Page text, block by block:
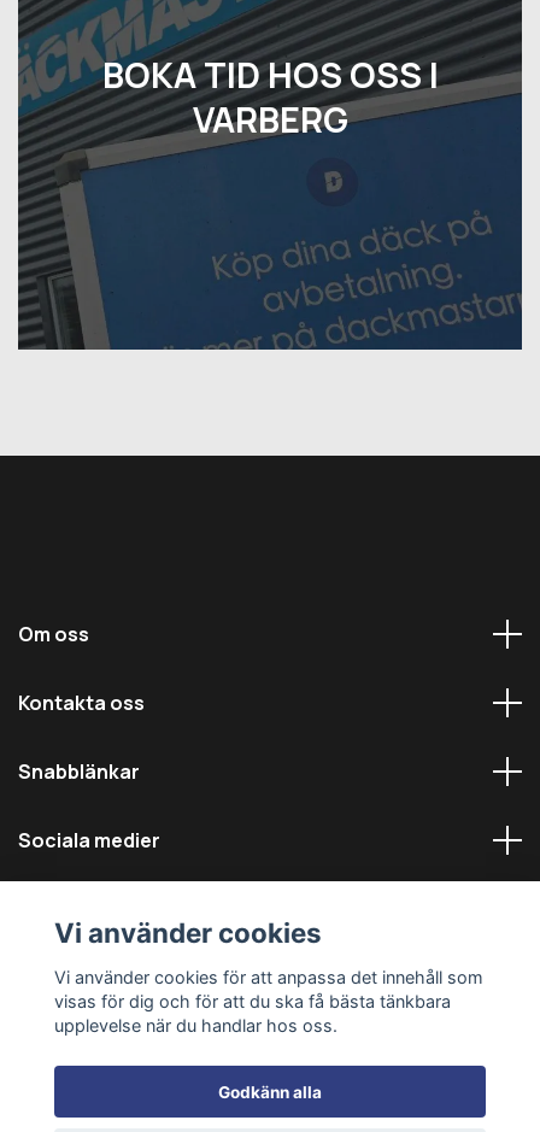
BOKA TID HOS OSS I
VARBERG
Om oss
Kontakta oss
Snabblänkar
Sociala medier
© 2026 Däckmästarna - Alla rättigheter reserverade
Vi använder cookies
Vi använder cookies för att anpassa det innehåll som
visas för dig och för att du ska få bästa tänkbara
upplevelse när du handlar hos oss.
Godkänn alla